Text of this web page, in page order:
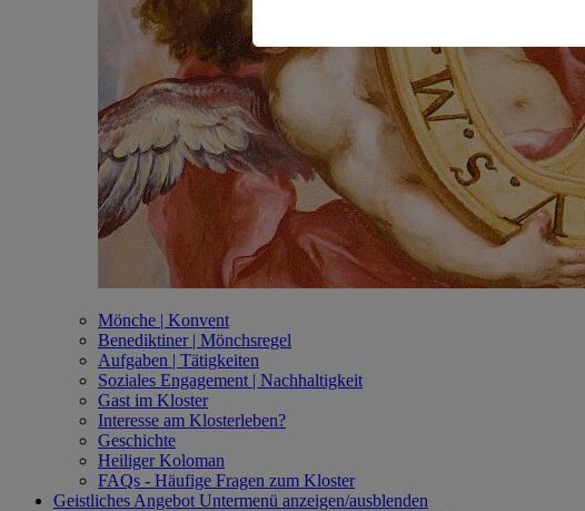
Mönche | Konvent
Benediktiner | Mönchsregel
Aufgaben | Tätigkeiten
Soziales Engagement | Nachhaltigkeit
Gast im Kloster
Interesse am Klosterleben?
Geschichte
Heiliger Koloman
FAQs - Häufige Fragen zum Kloster
Geistliches Angebot Untermenü anzeigen/ausblenden